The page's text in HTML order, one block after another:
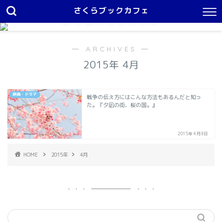
さくらブックカフェ
さくらブックカフェ
― ARCHIVES ―
2015年 4月
映画・ドラマ
戦争の伝え方にはこんな方法もあるんだと知っ
た。『夕凪の街、桜の国。』
2015年4月8日
HOME 2015年 4月